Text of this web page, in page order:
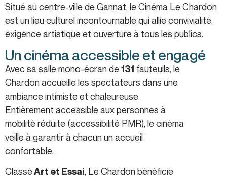
Situé au centre-ville de Gannat, le Cinéma Le Chardon
est un lieu culturel incontournable qui allie convivialité,
exigence artistique et ouverture à tous les publics.
Un cinéma accessible et engagé
Avec sa salle mono-écran de 131 fauteuils, le
Chardon accueille les spectateurs dans une
ambiance intimiste et chaleureuse.
Entièrement accessible aux personnes à
mobilité réduite (accessibilité PMR), le cinéma
veille à garantir à chacun un accueil
confortable.
ClasséArt et Essai, Le Chardon bénéficie